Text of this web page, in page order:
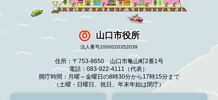
山口市役所
法人番号2000020352039
住所：〒753-8650 山口市亀山町2番1号
電話：083-922-4111（代表）
開庁時間：月曜～金曜日の8時30分から17時15分まで
（土曜・日曜日、祝日、年末年始は閉庁）